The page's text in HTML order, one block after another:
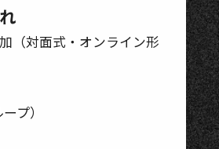
（対面式・オンライン形
プ）